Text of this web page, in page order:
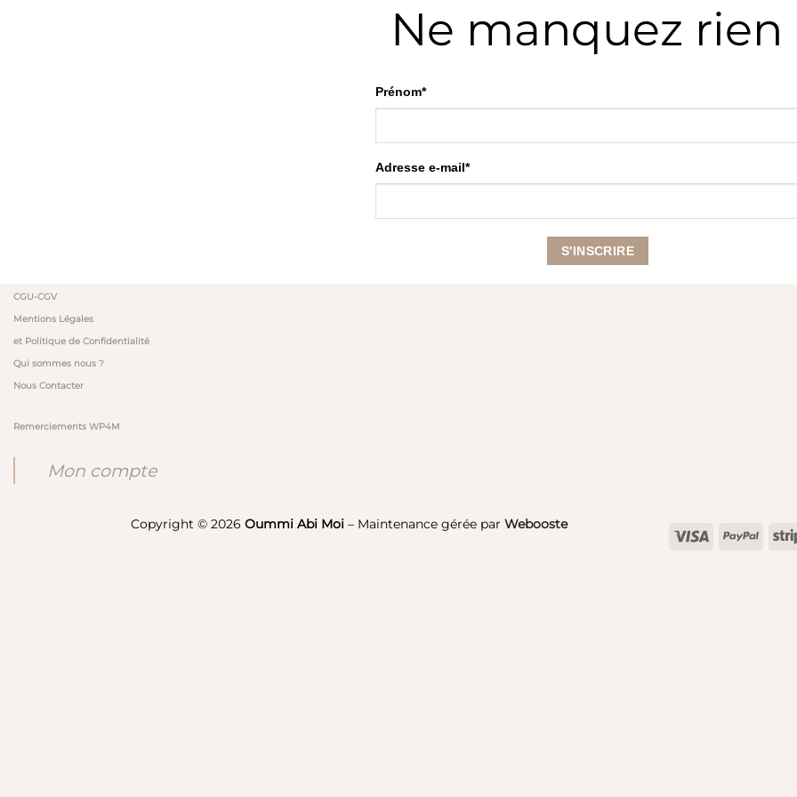
Ne manquez rien
Prénom*
Adresse e-mail*
CGU-CGV
Mentions Légales
et Politique de Confidentialité
Qui sommes nous ?
Nous Contacter
Remerciements WP4M
Mon compte
Visa
Copyright © 2026 Oummi Abi Moi – Maintenance gérée par Webooste